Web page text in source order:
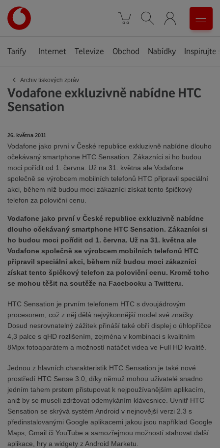
stránka
Košík
Vyhledávání
Menu
Tarify Internet Televize Obchod Nabídky Inspirujte
‹ Archiv tiskových zpráv
Vodafone exkluzivně nabídne HTC
Sensation
26. května 2011
Vodafone jako první v České republice exkluzivně nabídne dlouho
očekávaný smartphone HTC Sensation. Zákazníci si ho budou
moci pořídit od 1. června. Už na 31. května ale Vodafone
společně se výrobcem mobilních telefonů HTC připravil speciální
akci, během níž budou moci zákazníci získat tento špičkový
telefon za poloviční cenu.
Vodafone jako první v České republice exkluzivně nabídne
dlouho očekávaný smartphone HTC Sensation. Zákazníci si
ho budou moci pořídit od 1. června. Už na 31. května ale
Vodafone společně se výrobcem mobilních telefonů HTC
připravil speciální akci, během níž budou moci zákazníci
získat tento špičkový telefon za poloviční cenu. Kromě toho
se mohou těšit na soutěže na Facebooku a Twitteru.
HTC Sensation je prvním telefonem HTC s dvoujádrovým
procesorem, což z něj dělá nejvýkonnější model své značky.
Dosud nesrovnatelný zážitek přináší také obří displej o úhlopříčce
4,3 palce s qHD rozlišením, zejména v kombinaci s kvalitním
8Mpx fotoaparátem a možností natáčet videa ve Full HD kvalitě.
Jednou z hlavních charakteristik HTC Sensation je také nové
prostředí HTC Sense 3.0, díky němuž mohou uživatelé snadno
jedním tahem prstem přistupovat k nejpoužívanějším aplikacím,
aniž by se museli zdržovat odemykáním klávesnice. Uvnitř HTC
Sensation se skrývá systém Android v nejnovější verzi 2.3 s
předinstalovanými Google aplikacemi jakou jsou například Google
Maps, Gmail či YouTube a samozřejmou možností stahovat další
aplikace, hry a widgety z Android Marketu.